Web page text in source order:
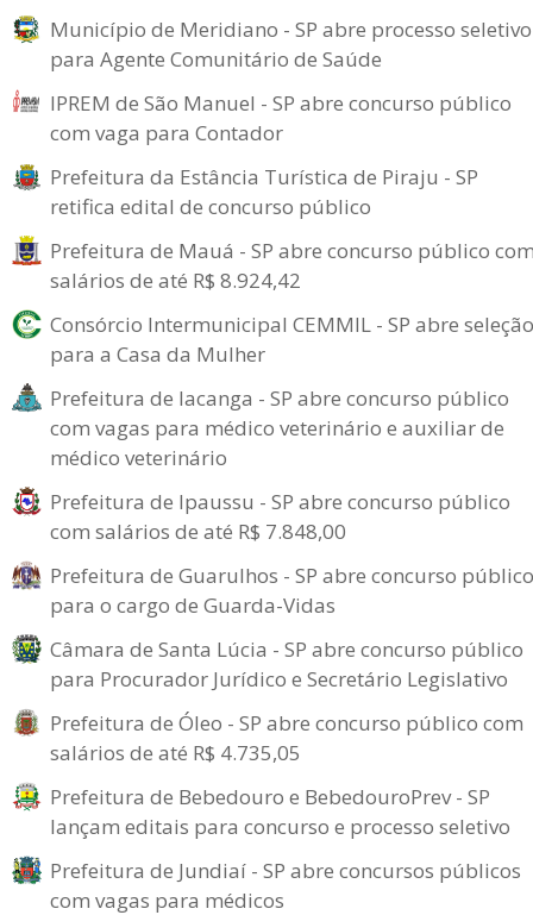
Município de Meridiano - SP abre processo seletivo
para Agente Comunitário de Saúde
IPREM de São Manuel - SP abre concurso público
com vaga para Contador
Prefeitura da Estância Turística de Piraju - SP
retifica edital de concurso público
Prefeitura de Mauá - SP abre concurso público
salários de até R$ 8.924,42
Consórcio Intermunicipal CEMMIL - SP abre seleção
para a Casa da Mulher
Prefeitura de Iacanga - SP abre concurso público
com vagas para médico veterinário e auxiliar de
médico veterinário
Prefeitura de Ipaussu - SP abre concurso público
com salários de até R$ 7.848,00
Prefeitura de Guarulhos - SP abre concurso público
para o cargo de Guarda-Vidas
Câmara de Santa Lúcia - SP abre concurso público
para Procurador Jurídico e Secretário Legislativo
Prefeitura de Óleo - SP abre concurso público com
salários de até R$ 4.735,05
Prefeitura de Bebedouro e BebedouroPrev - SP
lançam editais para concurso e processo seletivo
Prefeitura de Jundiaí - SP abre concursos públicos
com vagas para médicos